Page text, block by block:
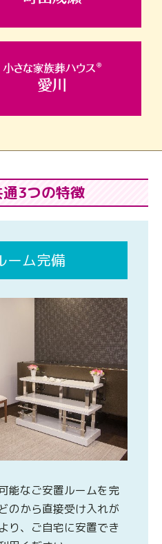
3つの特徴
ーム完備
能なご安置ルームを完
のから直接受け入れが
り、ご自宅に安置でき